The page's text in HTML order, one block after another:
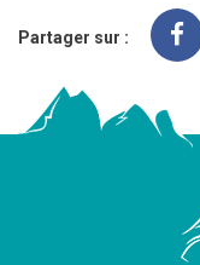
Partager sur :